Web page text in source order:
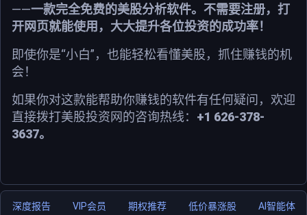
——一款完全免费的美股分析软件。不需要注册，打
开网页就能使用，大大提升各位投资的成功率！
即使你是“小白”，也能轻松看懂美股，抓住赚钱的机
会！
如果你对这款能帮助你赚钱的软件有任何疑问，欢迎
直接拨打美股投资网的咨询热线： +1 626-378-
3637。
深度报告 VIP会员 期权推荐 低价暴涨股 AI智能体